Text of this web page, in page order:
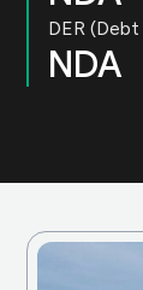
DER
NDA